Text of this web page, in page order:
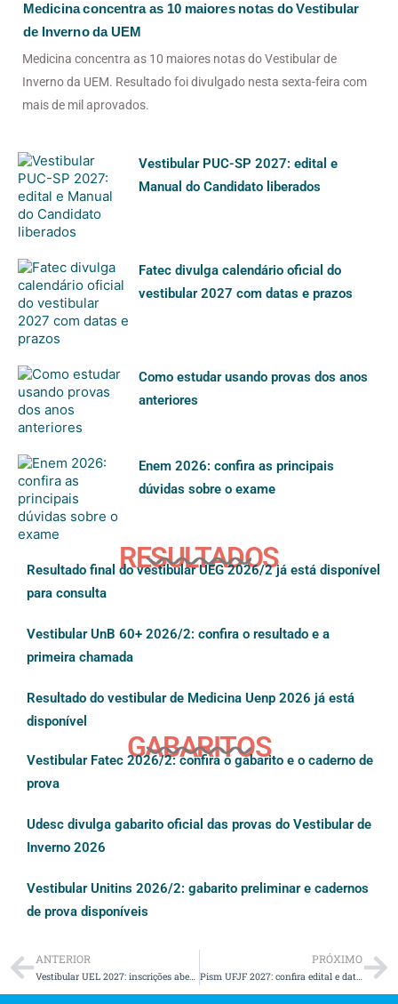
Medicina concentra as 10 maiores notas do Vestibular
de Inverno da UEM
Medicina concentra as 10 maiores notas do Vestibular de
Inverno da UEM. Resultado foi divulgado nesta sexta-feira com
mais de mil aprovados.
Vestibular PUC-SP 2027: edital e
Manual do Candidato liberados
Fatec divulga calendário oficial do
vestibular 2027 com datas e prazos
Como estudar usando provas dos anos
anteriores
Enem 2026: confira as principais
dúvidas sobre o exame
RESULTADOS
Resultado final do vestibular UEG 2026/2 já está disponível
para consulta
Vestibular UnB 60+ 2026/2: confira o resultado e a
primeira chamada
Resultado do vestibular de Medicina Uenp 2026 já está
disponível
GABARITOS
Vestibular Fatec 2026/2: confira o gabarito e o caderno de
prova
Udesc divulga gabarito oficial das provas do Vestibular de
Inverno 2026
Vestibular Unitins 2026/2: gabarito preliminar e cadernos
de prova disponíveis
ANTERIOR
Vestibular UEL 2027: inscrições abertas com mais de duas mil vagas
PRÓXIMO
Pism UFJF 2027: confira edital e datas do processo seletivo